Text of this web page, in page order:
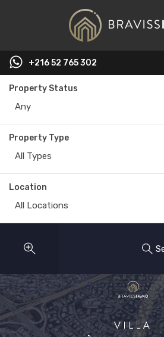
‭+216 52 765 302‬
Property Status
Any
Property Type
All Types
Location
All Locations